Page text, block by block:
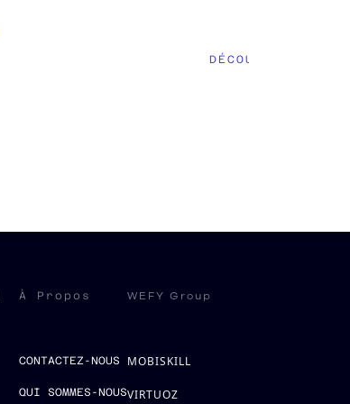
DÉCOUVRIR
À Propos
CONTACTEZ-NOUS
QUI SOMMES-NOUS
WEFY Group
MOBISKILL
VIRTUOZ